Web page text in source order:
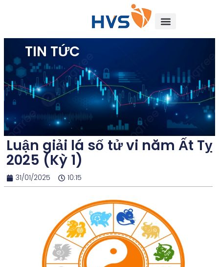
TIN TỨC
Luận giải lá số tử vi năm Ất Tỵ
2025 (Kỳ 1)
31/01/2025 10:15